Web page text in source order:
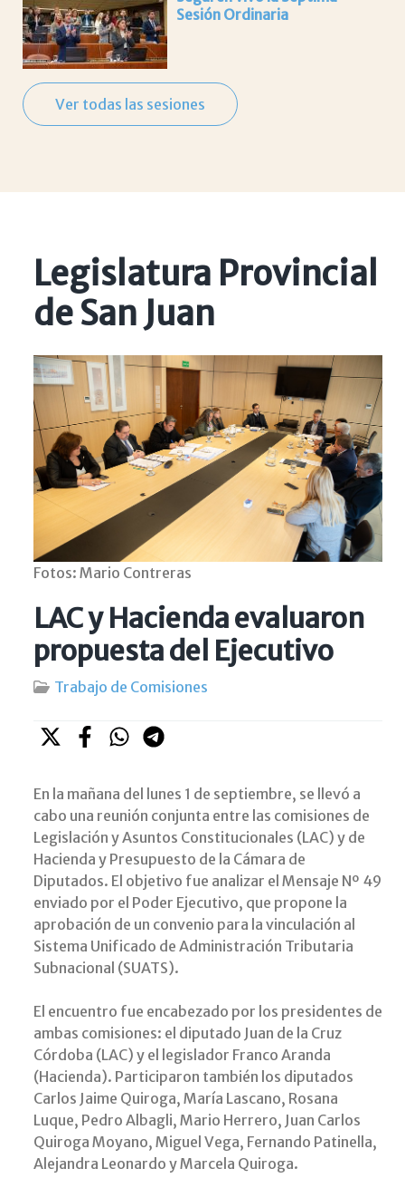
Sesión Ordinaria
Ver todas las sesiones
Legislatura Provincial
de San Juan
Fotos: Mario Contreras
LAC y Hacienda evaluaron
propuesta del Ejecutivo
Trabajo de Comisiones
En la mañana del lunes 1 de septiembre, se llevó a
cabo una reunión conjunta entre las comisiones de
Legislación y Asuntos Constitucionales (LAC) y de
Hacienda y Presupuesto de la Cámara de
Diputados. El objetivo fue analizar el Mensaje Nº 49
enviado por el Poder Ejecutivo, que propone la
aprobación de un convenio para la vinculación al
Sistema Unificado de Administración Tributaria
Subnacional (SUATS).
El encuentro fue encabezado por los presidentes de
ambas comisiones: el diputado Juan de la Cruz
Córdoba (LAC) y el legislador Franco Aranda
(Hacienda). Participaron también los diputados
Carlos Jaime Quiroga, María Lascano, Rosana
Luque, Pedro Albagli, Mario Herrero, Juan Carlos
Quiroga Moyano, Miguel Vega, Fernando Patinella,
Alejandra Leonardo y Marcela Quiroga.